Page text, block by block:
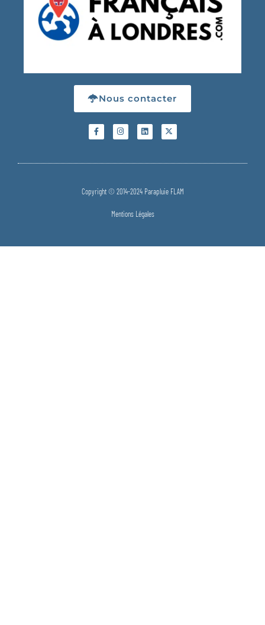
Nous contacter
Copyright © 2014-2024 Parapluie FLAM
Mentions Légales